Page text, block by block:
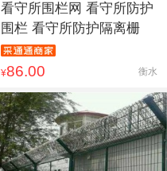
看守所围栏网 看守所防护
围栏 看守所防护隔离栅
¥86.00 衡水